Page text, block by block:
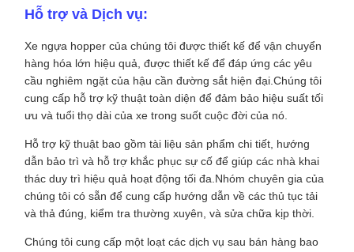
Hỗ trợ và Dịch vụ:
Xe ngựa hopper của chúng tôi được thiết kế để vận chuyển
hàng hóa lớn hiệu quả, được thiết kế để đáp ứng các yêu
cầu nghiêm ngặt của hậu cần đường sắt hiện đại.Chúng tôi
cung cấp hỗ trợ kỹ thuật toàn diện để đảm bảo hiệu suất tối
ưu và tuổi thọ dài của xe trong suốt cuộc đời của nó.
Hỗ trợ kỹ thuật bao gồm tài liệu sản phẩm chi tiết, hướng
dẫn bảo trì và hỗ trợ khắc phục sự cố để giúp các nhà khai
thác duy trì hiệu quả hoạt động tối đa.Nhóm chuyên gia của
chúng tôi có sẵn để cung cấp hướng dẫn về các thủ tục tải
và thả đúng, kiểm tra thường xuyên, và sửa chữa kịp thời.
Chúng tôi cung cấp một loạt các dịch vụ sau bán hàng bao